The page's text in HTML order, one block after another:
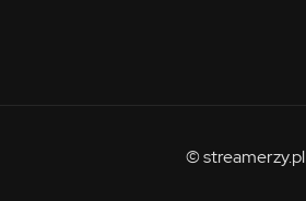
© streamerzy.pl